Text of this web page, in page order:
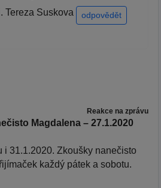
Tereza Suskova
odpovědět
Reakce na zprávu
Magdalena – 27.1.2020
i 31.1.2020. Zkoušky nanečisto
každý pátek a sobotu.